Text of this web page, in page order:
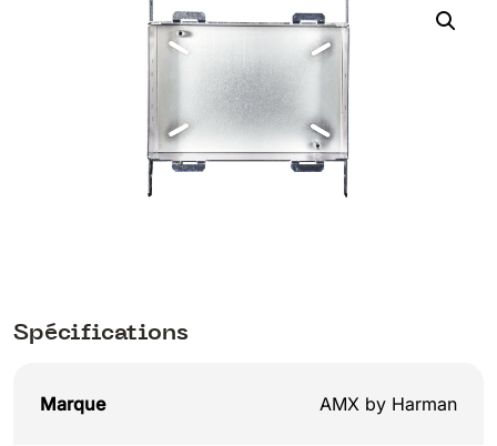
Spécifications
Marque AMX by Harman